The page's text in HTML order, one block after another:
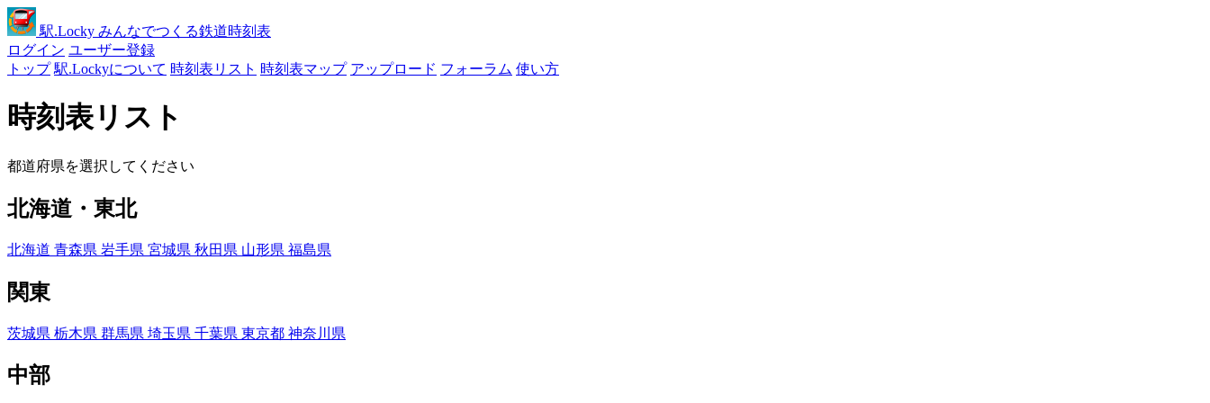
駅.Locky みんなでつくる鉄道時刻表
ログイン ユーザー登録
トップ 駅.Lockyについて 時刻表リスト 時刻表マップ アップロード フォーラム 使い方
時刻表リスト
都道府県を選択してください
北海道・東北
北海道 青森県 岩手県 宮城県 秋田県 山形県 福島県
関東
茨城県 栃木県 群馬県 埼玉県 千葉県 東京都 神奈川県
中部